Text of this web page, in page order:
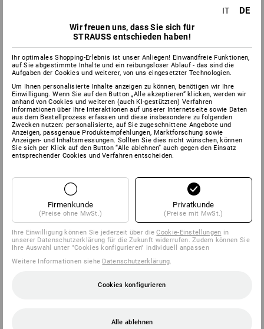
IT DE
Wir freuen uns, dass Sie sich für
STRAUSS entschieden haben!
Ihr optimales Shopping-Erlebnis ist unser Anliegen! Einwandfreie Funktionen,
auf Sie abgestimmte Inhalte und ein reibungsloser Ablauf - das sind die
Aufgaben der Cookies und weiterer, von uns eingesetzter Technologien.
Um Ihnen personalisierte Inhalte anzeigen zu können, benötigen wir Ihre
Einwilligung. Wenn Sie auf den Button „Alle akzeptieren“ klicken, werden wir
anhand von Cookies und weiteren (auch KI-gestützten) Verfahren
Informationen über Ihre Interaktionen auf unserer Internetseite sowie Daten
aus dem Bestellprozess erfassen und diese insbesondere zu folgenden
Zwecken nutzen: personalisierte, auf Sie zugeschnittene Angebote und
Anzeigen, passgenaue Produktempfehlungen, Marktforschung sowie
Anzeigen- und Inhaltsmessungen. Sollten Sie dies nicht wünschen, können
Sie sich per Klick auf den Button “Alle ablehnen” auch gegen den Einsatz
entsprechender Cookies und Verfahren entscheiden.
Firmenkunde
(Preise ohne MwSt.)
Privatkunde
(Preise mit MwSt.)
Ihre Einwilligung können Sie jederzeit über dieCookie-Einstellungen in
unserer Datenschutzerklärung für die Zukunft widerrufen. Zudem können Sie
Ihre Auswahl unter "Cookies konfigurieren" individuell anpassen
Weitere Informationen siehe Datenschutzerklärung
Cookies konfigurieren
Alle ablehnen